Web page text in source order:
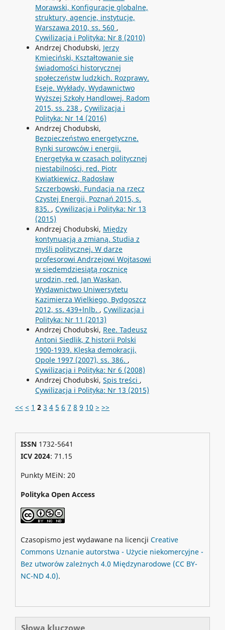
Morawski, Konfiguracje globalne,
struktury, agencje, instytucje,
Warszawa 2010, ss. 560 ,
Cywilizacja i Polityka: Nr 8 (2010)
Andrzej Chodubski, Jerzy
Kmieciński, Kształtowanie się
świadomości historycznej
społeczeństw ludzkich. Rozprawy.
Eseje. Wykłady, Wydawnictwo
Wyższej Szkoły Handlowej, Radom
2015, ss. 238 , Cywilizacja i
Polityka: Nr 14 (2016)
Andrzej Chodubski,
Bezpieczeństwo energetyczne.
Rynki surowców i energii.
Energetyka w czasach politycznej
niestabilności, red. Piotr
Kwiatkiewicz, Radosław
Szczerbowski, Fundacja na rzecz
Czystej Energii, Poznań 2015, s.
835. , Cywilizacja i Polityka: Nr 13
(2015)
Andrzej Chodubski, Między
kontynuacją a zmianą. Studia z
myśli politycznej. W darze
profesorowi Andrzejowi Wojtasowi
w siedemdziesiątą rocznicę
urodzin, red. Jan Waskan,
Wydawnictwo Uniwersytetu
Kazimierza Wielkiego, Bydgoszcz
2012, ss. 439+lnlb. , Cywilizacja i
Polityka: Nr 11 (2013)
Andrzej Chodubski, Ree. Tadeusz
Antoni Siedlik, Z historii Polski
1900-1939. Klęska demokracji,
Opole 1997 (2007), ss. 386. ,
Cywilizacja i Polityka: Nr 6 (2008)
Andrzej Chodubski, Spis treści ,
Cywilizacja i Polityka: Nr 13 (2015)
<< < 1 2 3 4 5 6 7 8 9 10 > >>
ISSN1732-5641
ICV 2024: 71.15
Punkty MEiN: 20
Polityka Open Access
Czasopismo jest wydawane na licencji Creative
Commons Uznanie autorstwa - Użycie niekomercyjne -
Bez utworów zależnych 4.0 Międzynarodowe (CC BY-
NC-ND 4.0).
Słowa kluczowe